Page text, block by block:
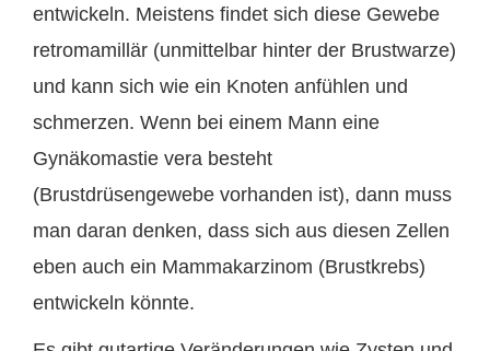
entwickeln. Meistens findet sich diese Gewebe
retromamillär (unmittelbar hinter der Brustwarze)
und kann sich wie ein Knoten anfühlen und
schmerzen. Wenn bei einem Mann eine
Gynäkomastie vera besteht
(Brustdrüsengewebe vorhanden ist), dann muss
man daran denken, dass sich aus diesen Zellen
eben auch ein Mammakarzinom (Brustkrebs)
entwickeln könnte.